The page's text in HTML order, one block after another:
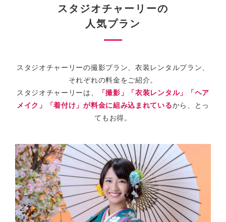
スタジオチャーリーの
人気プラン
スタジオチャーリーの撮影プラン、衣装レンタルプラン、
それぞれの料金をご紹介。
スタジオチャーリーは、
「撮影」「衣装レンタル」「ヘア
メイク」「着付け」が料金に組み込まれているから、とっ
てもお得。